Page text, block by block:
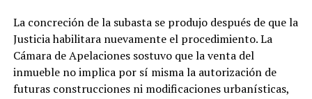
La concreción de la subasta se produjo después de que la
Justicia habilitara nuevamente el procedimiento. La
Cámara de Apelaciones sostuvo que la venta del
inmueble no implica por sí misma la autorización de
futuras construcciones ni modificaciones urbanísticas,